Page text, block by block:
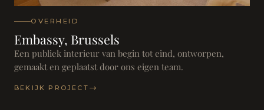
OVERHEID
Embassy, Brussels
Een publiek interieur van begin tot eind, ontworpen,
gemaakt en geplaatst door ons eigen team.
BEKIJK PROJECT